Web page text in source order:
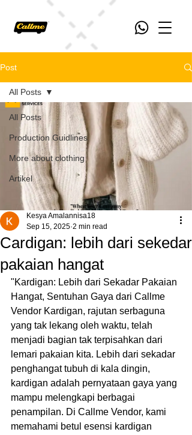
Post
All Posts
Production Guidlines
More about clothing
Artikel
All Posts
Cardigan: lebih dari sekedar
pakaian hangat
Kesya Amalannisa18
Sep 15, 2025 2 min read
"Kardigan: Lebih dari Sekadar Pakaian
Hangat, Sentuhan Gaya dari Callme
Vendor Kardigan, rajutan serbaguna
yang tak lekang oleh waktu, telah
menjadi bagian tak terpisahkan dari
lemari pakaian kita. Lebih dari sekadar
penghangat tubuh di kala dingin,
kardigan adalah pernyataan gaya yang
mampu melengkapi berbagai
penampilan. Di Callme Vendor, kami
memahami betul esensi kardigan